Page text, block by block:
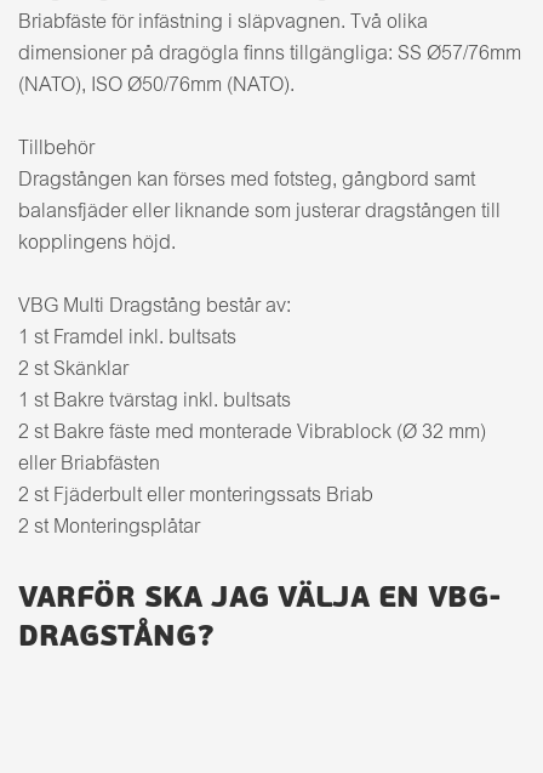
Briabfäste för infästning i släpvagnen. Två olika
dimensioner på dragögla finns tillgängliga: SS Ø57/76mm
(NATO), ISO Ø50/76mm (NATO).
Tillbehör
Dragstången kan förses med fotsteg, gångbord samt
balansfjäder eller liknande som justerar dragstången till
kopplingens höjd.
VBG Multi Dragstång består av:
1 st Framdel inkl. bultsats
2 st Skänklar
1 st Bakre tvärstag inkl. bultsats
2 st Bakre fäste med monterade Vibrablock (Ø 32 mm)
eller Briabfästen
2 st Fjäderbult eller monteringssats Briab
2 st Monteringsplåtar
VARFÖR SKA JAG VÄLJA EN VBG-
DRAGSTÅNG?